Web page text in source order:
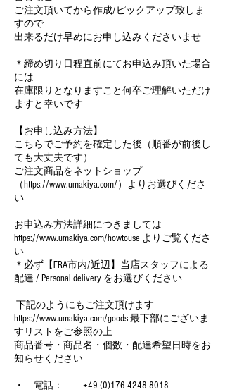
ご注文頂いてから作成/ピックアップ致しま
すので
出来るだけ早めにお申し込みくださいませ
＊締め切り日程直前にてお申込み頂いた場合
には
在庫限りとなりますこと何卒ご理解いただけ
ますと幸いです
【お申し込み方法】
こちらでご予約を確定した後（順番が前後し
ても大丈夫です）
ご注文商品をネットショップ
（https://www.umakiya.com/）よりお選びくださ
い
お申込み方法詳細につきましては
https://www.umakiya.com/howtouse よりご覧くださ
い
＊必ず【FRA市内/近辺】当店スタッフによる
配達 / Personal delivery をお選びください
下記のようにもご注文頂けます
https://www.umakiya.com/goods 最下部にございま
すリストをご参照の上
商品番号・商品名・個数・配達希望日時をお
知らせください
・ 電話： +49 (0)176 4248 8018